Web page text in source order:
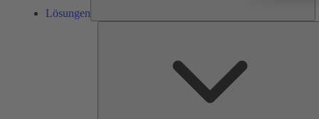
Lösungen